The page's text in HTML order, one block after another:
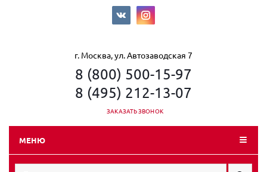
г. Москва, ул. Автозаводская 7
8 (800) 500-15-97
8 (495) 212-13-07
ЗАКАЗАТЬ ЗВОНОК
МЕНЮ